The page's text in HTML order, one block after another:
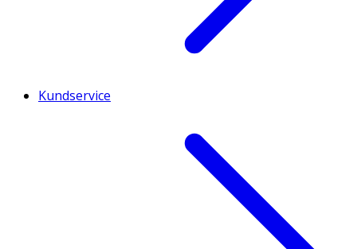
Kundservice